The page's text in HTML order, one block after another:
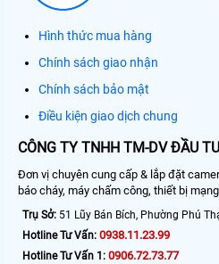
Hình thức mua hàng
Chính sách giao nhận
Chính sách bảo mật
Điều kiện giao dịch chung
CÔNG TY TNHH TM-DV ĐẦU
Đơn vị chuyên cung cấp & lắp đặt
báo cháy, máy chấm công, thiết bị
Trụ Sở: 51 Lũy Bán Bích, Phường Phú
Hotline Tư Vấn: 0938.11.23.99
Hotline Tư Vấn 1: 0906.72.73.77